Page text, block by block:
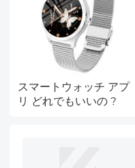
スマートウォッチ アプ
リ どれでもいいの ?